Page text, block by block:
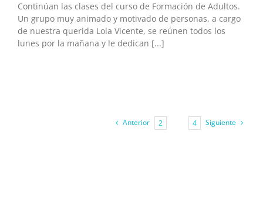
Continúan las clases del curso de Formación de Adultos.
Un grupo muy animado y motivado de personas, a cargo
de nuestra querida Lola Vicente, se reúnen todos los
lunes por la mañana y le dedican [...]
Anterior 2 4 Siguiente